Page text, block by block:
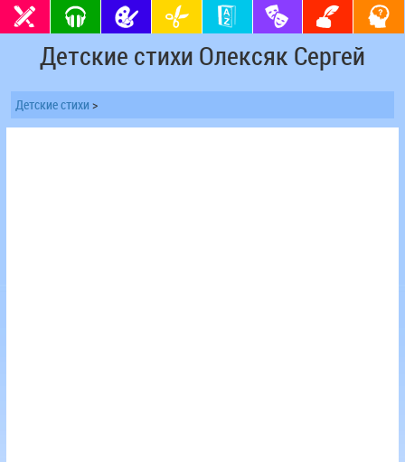
Детские стихи Олексяк Сергей
Детские стихи >